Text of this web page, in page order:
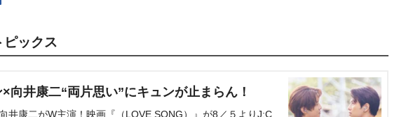
ピックス
向井康二“両片思い”にキュンが止まらん！
井康二がW主演！映画『（LOVE SONG）』が8／５よりJ:C